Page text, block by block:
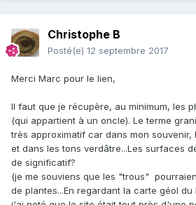
Christophe B
Posté(e) 12 septembre 2017
Merci Marc pour le lien,
Il faut que je récupère, au minimum, les
(qui appartient à un oncle). Le terme
très approximatif car dans mon souvenir,
et dans les tons verdâtre...Les surfaces
de significatif?
(je me souviens que les "trous"
de plantes...En regardant la carte géol